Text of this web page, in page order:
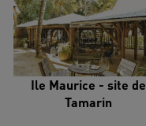
Ile Maurice - site de
Tamarin